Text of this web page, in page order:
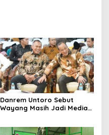
Danrem Untoro Sebut
Wayang Masih Jadi Media